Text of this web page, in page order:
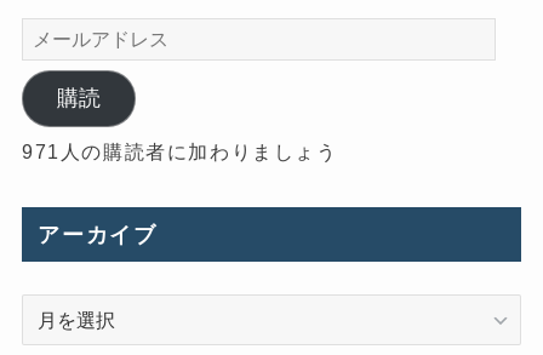
メ
ー
ル
ア
ド
ス
購読
971人の購読者に加わりましょう
アーカイブ